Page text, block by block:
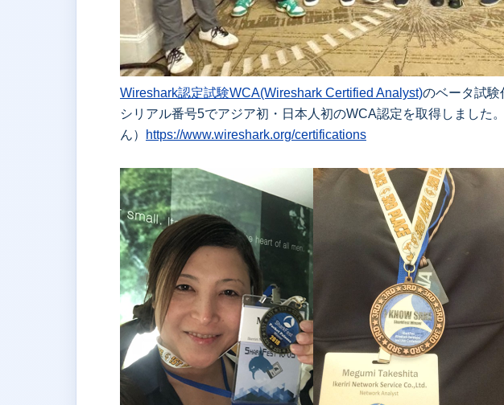
Wireshark認定試験WCA(Wireshark Certified Analyst)のベータ試験
シリアル番号5でアジア初・日本人初のWCA認定を取得しまし
ん）
https://www.wireshark.org/certifications